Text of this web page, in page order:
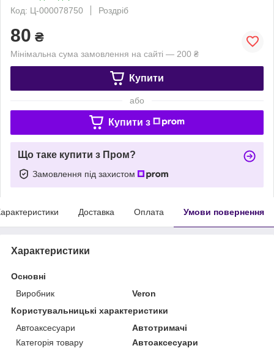
Код: Ц-000078750
Роздріб
80 ₴
Мінімальна сума замовлення на сайті — 200 ₴
Купити
або
Купити з
Що таке купити з Пром?
Замовлення під захистом
Доставка Оплата Умови повернення
Характеристики
Основні
Виробник
Veron
Користувальницькі характеристики
Автоаксесуари
Автотримачі
Категорія товару
Автоаксесуари